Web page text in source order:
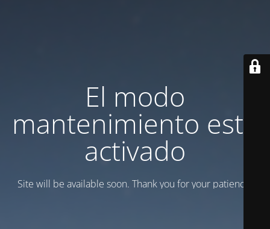
El modo
mantenimiento está
activado
Site will be available soon. Thank you for your patience!